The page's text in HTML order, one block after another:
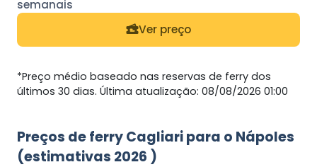
Ver preço
*Preço médio baseado nas reservas de ferry dos
últimos 30 dias. Última atualização: 08/08/2026 01:00
Preços de ferry Cagliari para o Nápoles
(estimativas 2026 )